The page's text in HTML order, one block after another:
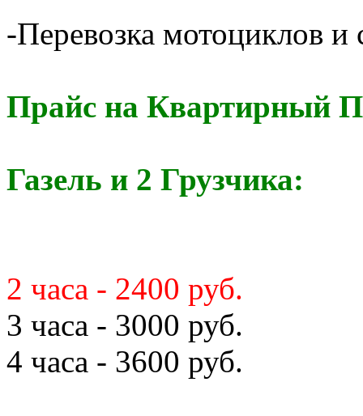
-Перевозка мотоциклов и
Прайс на Квартирный
Газель и 2 Грузчика:
2 часа - 2400 руб.
3 часа - 3000 руб.
4 часа - 3600 руб.